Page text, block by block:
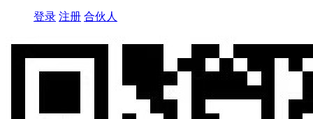
登录 注册 合伙人